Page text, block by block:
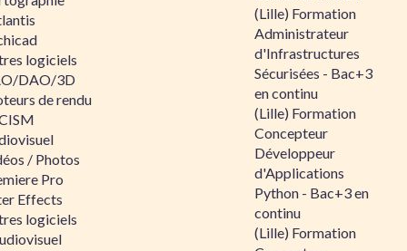
logiciels
DAO/3D
de rendu
/ Photos
Pro
Effects
logiciels
(Lille) Formation
Administrateur
d'Infrastructures
Sécurisées - Bac+3
en continu
(Lille) Formation
Concepteur
Développeur
d'Applications
Python - Bac+3 en
continu
(Lille) Formation